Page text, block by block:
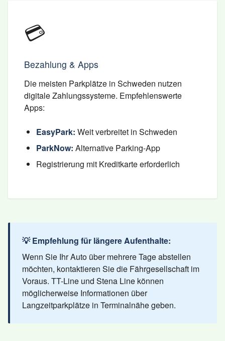
💳
Bezahlung & Apps
Die meisten Parkplätze in Schweden nutzen
digitale Zahlungssysteme. Empfehlenswerte
Apps:
EasyPark: Weit verbreitet in Schweden
ParkNow: Alternative Parking-App
Registrierung mit Kreditkarte erforderlich
💡 Empfehlung für längere Aufenthalte:
Wenn Sie Ihr Auto über mehrere Tage abstellen
möchten, kontaktieren Sie die Fährgesellschaft im
Voraus. TT-Line und Stena Line können
möglicherweise Informationen über
Langzeitparkplätze in Terminalnähe geben.